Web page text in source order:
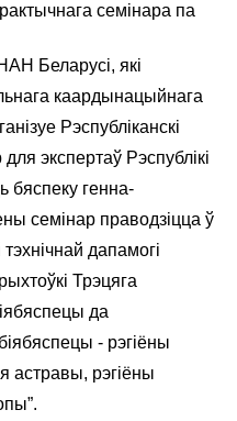
семінара па
НАН Беларусі, які
каардынацыйнага
Рэспубліканскі
экспертаў Рэспублікі
бяспеку генна-
семінар праводзіцца ў
дапамогі
Трэцяга
да
- рэгіёны
астравы, рэгіёны